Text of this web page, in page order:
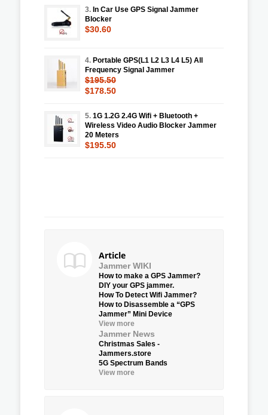
3. In Car Use GPS Signal Jammer
Blocker
$30.60
4. Portable GPS(L1 L2 L3 L4 L5) All
Frequency Signal Jammer
$195.50
$178.50
5. 1G 1.2G 2.4G Wifi + Bluetooth +
Wireless Video Audio Blocker Jammer
20 Meters
$195.50
Article
Jammer WIKI
How to make a GPS Jammer?
DIY your GPS jammer.
How To Detect Wifi Jammer?
How to Disassemble a “GPS
Jammer” Mini Device
View more
Jammer News
Christmas Sales -
Jammers.store
5G Spectrum Bands
View more